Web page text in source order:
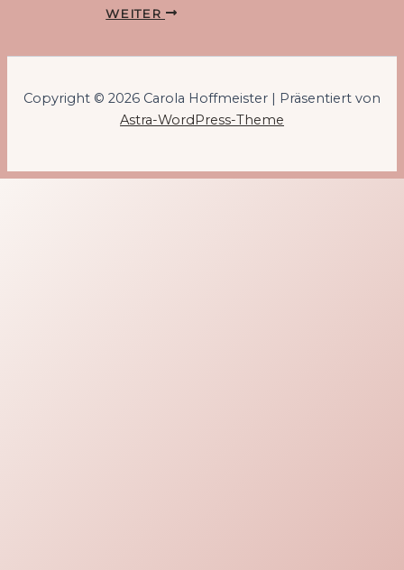
WEITER
Copyright © 2026 Carola Hoffmeister | Präsentiert von
Astra-WordPress-Theme